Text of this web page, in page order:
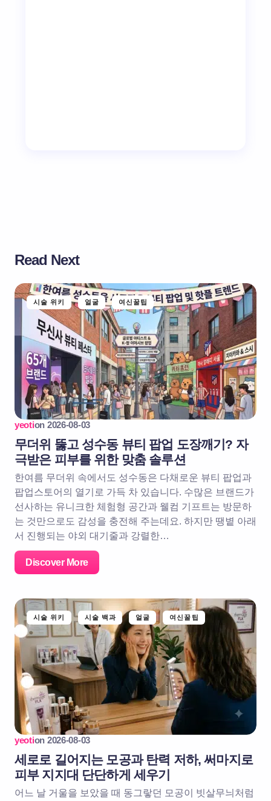
Read Next
시술 위키 얼굴 여신꿀팁
yeotion 2026-08-03
무더위 뚫고 성수동 뷰티 팝업 도장깨기? 자
극받은 피부를 위한 맞춤 솔루션
한여름 무더위 속에서도 성수동은 다채로운 뷰티 팝업과
팝업스토어의 열기로 가득 차 있습니다. 수많은 브랜드가
선사하는 유니크한 체험형 공간과 웰컴 기프트는 방문하
는 것만으로도 감성을 충전해 주는데요. 하지만 땡볕 아래
서 진행되는 야외 대기줄과 강렬한…
Discover More
시술 위키 시술 백과 얼굴 여신꿀팁
yeotion 2026-08-03
세로로 길어지는 모공과 탄력 저하, 써마지로
피부 지지대 단단하게 세우기
어느 날 거울을 보았을 때 동그랗던 모공이 빗살무늬처럼